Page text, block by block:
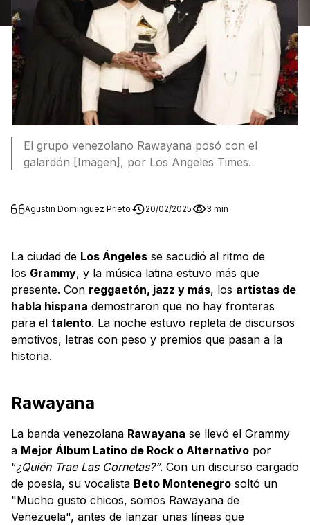
El grupo venezolano Rawayana posó con el
galardón [Imagen], por Los Angeles Times.
Agustin Dominguez Prieto 20/02/2025 3 min
La ciudad de Los Ángeles se sacudió al ritmo de
los Grammy, y la música latina estuvo más que
presente. Con reggaetón, jazz y más, los artistas de
habla hispana demostraron que no hay fronteras
para el talento. La noche estuvo repleta de discursos
emotivos, letras con peso y premios que pasan a la
historia.
Rawayana
La banda venezolana Rawayana se llevó el Grammy
a Mejor Álbum Latino de Rock o Alternativo por
“¿Quién Trae Las Cornetas?”. Con un discurso cargado
de poesía, su vocalista Beto Montenegro soltó un
"Mucho gusto chicos, somos Rawayana de
Venezuela", antes de lanzar unas líneas que